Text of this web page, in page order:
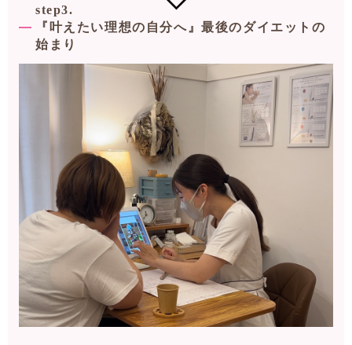
step3.
『叶えたい理想の自分へ』最後のダイエットの
始まり